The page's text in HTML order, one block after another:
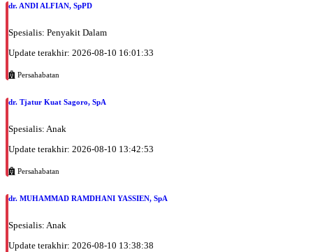
Sabtu, 05/09/2026
UMUM
Minggu, 06/09/2026
Jam 07:00 - 10:00
Jam 07:00 - 09:00
Selasa, 08/09/2026
UMUM
dr. ANDI ALFIAN, SpPD
Spesialis: Penyakit Dalam
Update terakhir: 2026-08-10 16:01:33
Persahabatan
dr. Tjatur Kuat Sagoro, SpA
Spesialis: Anak
Update terakhir: 2026-08-10 13:42:53
Persahabatan
dr. MUHAMMAD RAMDHANI YASSIEN, SpA
Spesialis: Anak
Update terakhir: 2026-08-10 13:38:38